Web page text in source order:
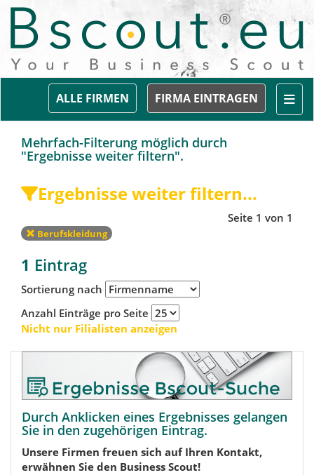
FIRMA EINTRAGEN
ALLE FIRMEN
Mehrfach-Filterung möglich durch
"Ergebnisse weiter filtern".
Ergebnisse weiter filtern...
Seite 1 von 1
Berufskleidung
1 Eintrag
Sortierung nach
Anzahl Einträge pro Seite
Nicht nur Filialisten anzeigen
Durch Anklicken eines Ergebnisses gelangen
Sie in den zugehörigen Eintrag.
Unsere Firmen freuen sich auf Ihren Kontakt,
erwähnen Sie den Business Scout!